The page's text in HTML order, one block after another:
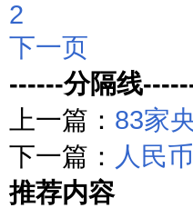
2
下一页
------分隔线
上一篇： 83家
下一篇： 人民
推荐内容